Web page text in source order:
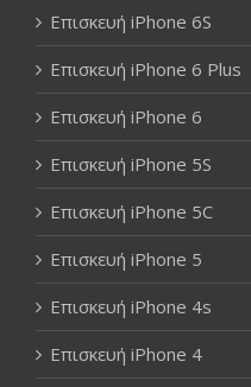
Επισκευή iPhone 6S
Επισκευή iPhone 6 Plus
Επισκευή iPhone 6
Επισκευή iPhone 5S
Επισκευή iPhone 5C
Επισκευή iPhone 5
Επισκευή iPhone 4s
Επισκευή iPhone 4